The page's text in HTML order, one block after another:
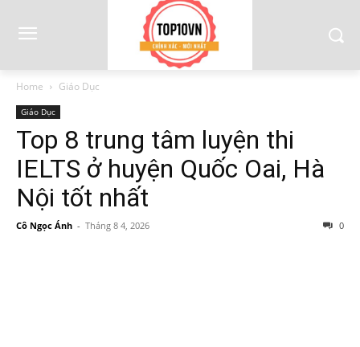
Home Giáo Dục
Giáo Dục
Top 8 trung tâm luyện thi
IELTS ở huyện Quốc Oai, Hà
Nội tốt nhất
Cô Ngọc Ánh - Tháng 8 4, 2026 0